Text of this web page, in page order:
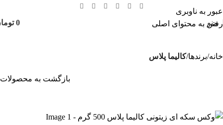
عبور به ناوبری
رفتن به محتوای اصلی
منو 0
خانه برندها کالیما پلاس
بازگشت به محصولات